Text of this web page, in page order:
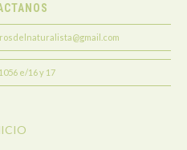
e/16 y 17